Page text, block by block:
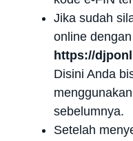
Jika sudah
online
https://
Disini Anda
sebelumnya.
Setelah